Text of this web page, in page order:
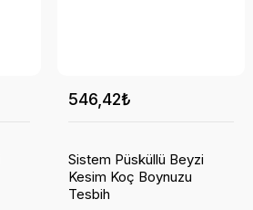
546,42₺
Sistem Püsküllü Beyzi
Kesim Koç Boynuzu
Tesbih